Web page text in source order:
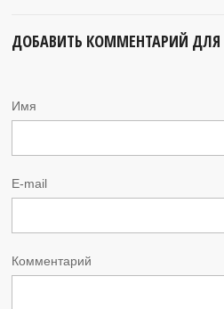
ДОБАВИТЬ КОММЕНТАРИЙ ДЛЯ
Имя
E-mail
Комментарий